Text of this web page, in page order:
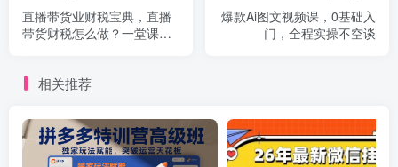
直播带货业财税宝典，直播
带货财税怎么做？一堂课帮
爆款Ai图文视频课，0基础入
门，全程实操不空谈
相关推荐